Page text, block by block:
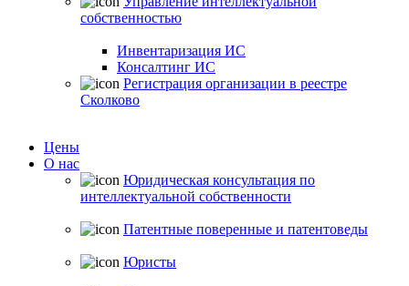
собственностью
Инвентаризация ИС
Консалтинг ИС
Регистрация организации в реестре
Сколково
Цены
О нас
Юридическая консультация по
интеллектуальной собственности
Патентные поверенные и патентоведы
Юристы